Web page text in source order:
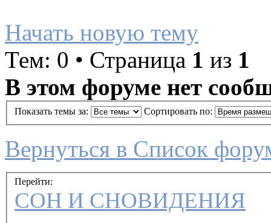
Начать новую тему
Тем: 0 • Страница 1 из 1
В этом форуме нет
Показать темы за: Сортировать по:
Вернуться в Список
Перейти:
СОН И СНОВИДЕНИЯ